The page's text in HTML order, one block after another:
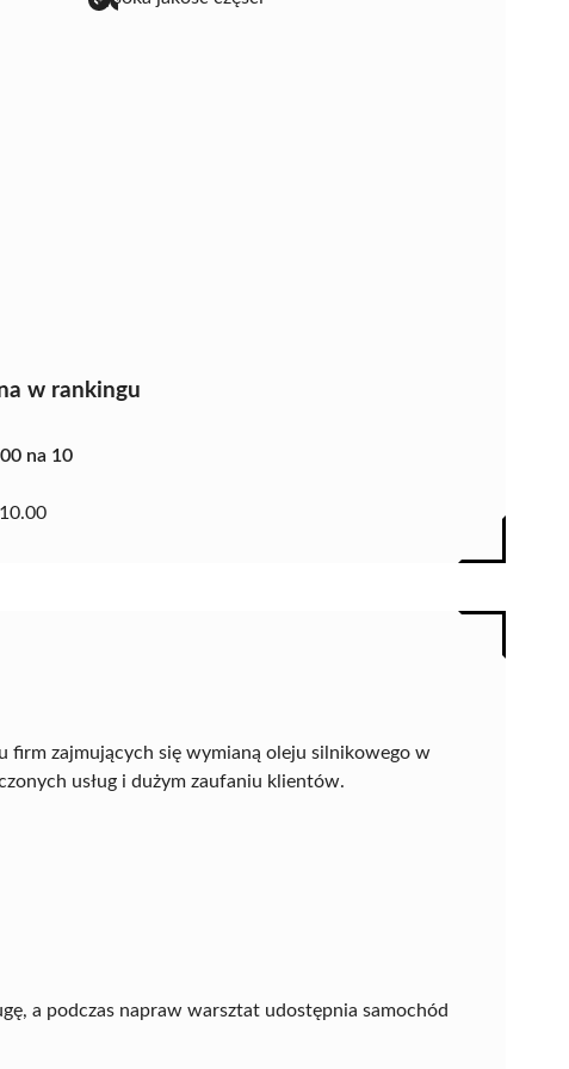
w rankingu
na 10
10.00
firm zajmujących się wymianą oleju silnikowego w
usług i dużym zaufaniu klientów.
a podczas napraw warsztat udostępnia samochód